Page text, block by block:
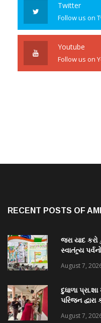
Twitter
Follow us on
Youtube
Follow us on
RECENT POSTS OF
જરા યાદ
સ્વાતંત્ર્ય
August 7,
દુધાળા
પરિજન
August 7,